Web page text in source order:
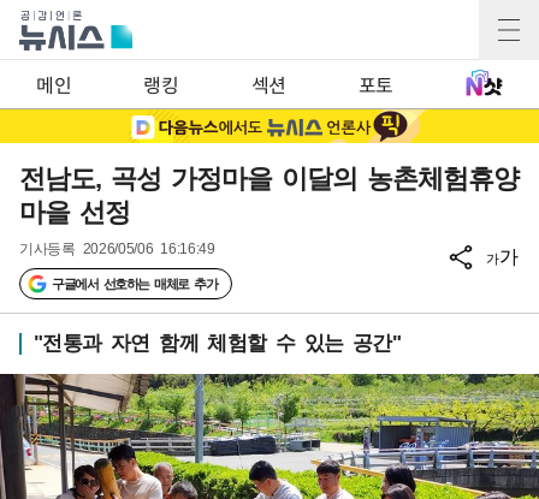
메인 랭킹 섹션 포토
전남도, 곡성 가정마을 이달의 농촌체험휴양
마을 선정
기사등록 2026/05/06 16:16:49
구글에서 선호하는 매체로 추가
가가
"전통과 자연 함께 체험할 수 있는 공간"